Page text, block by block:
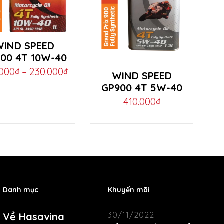
SPEED
4T 10W-40
₫ – 230.000₫Price
product
chosen
WIND SPEED
GP900 4T 5W-40
410.000₫
Danh mục
Về Hasavina
Khuyến mãi
30/11/2022